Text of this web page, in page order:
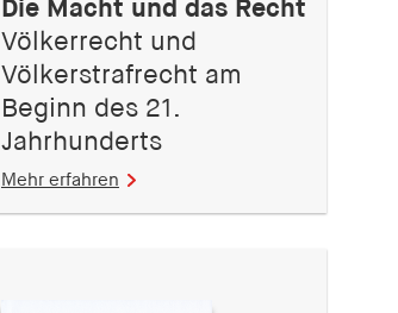
Die Macht und das Recht
Völkerrecht und
Völkerstrafrecht am
Beginn des 21.
Jahrhunderts
Mehr erfahren